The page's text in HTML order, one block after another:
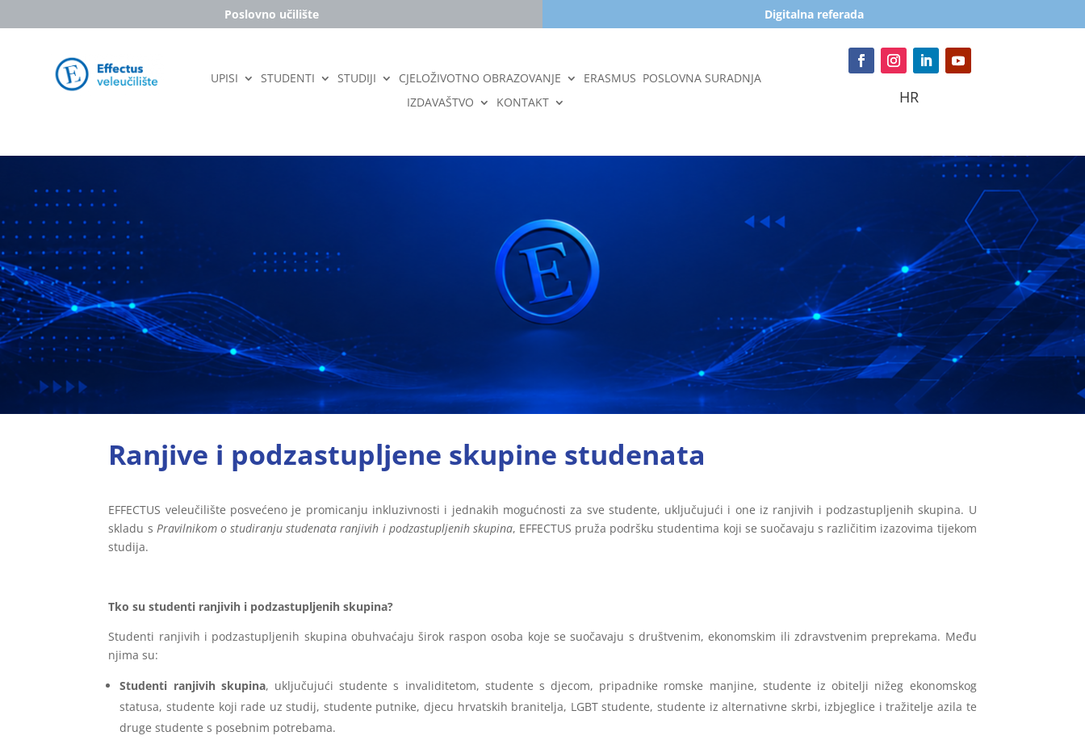
Poslovno učilište Digitalna referada
UPISI STUDENTI STUDIJI CJELOŽIVOTNO OBRAZOVANJE ERASMUS POSLOVNA SURADNJA
IZDAVAŠTVO
KONTAKT HR
Ranjive i podzastupljene skupine studenata
EFFECTUS veleučilište posvećeno je promicanju inkluzivnosti i jednakih mogućnosti za sve studente, uključujući i one iz ranjivih i podzastupljenih skupina. U
skladu s Pravilnikom o studiranju studenata ranjivih i podzastupljenih skupina, EFFECTUS pruža podršku studentima koji se suočavaju s različitim izazovima tijekom
studija.
Tko su studenti ranjivih i podzastupljenih skupina?
Studenti ranjivih i podzastupljenih skupina obuhvaćaju širok raspon osoba koje se suočavaju s društvenim, ekonomskim ili zdravstvenim preprekama. Među
njima su:
Studenti ranjivih skupina, uključujući studente s invaliditetom, studente s djecom, pripadnike romske manjine, studente iz obitelji nižeg ekonomskog
statusa, studente koji rade uz studij, studente putnike, djecu hrvatskih branitelja, LGBT studente, studente iz alternativne skrbi, izbjeglice i tražitelje azila te
druge studente s posebnim potrebama.